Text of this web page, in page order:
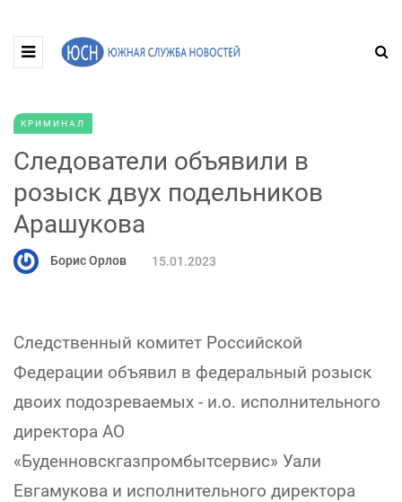
КРИМИНАЛ
Следователи объявили в
розыск двух подельников
Арашукова
Борис Орлов 15.01.2023
Следственный комитет Российской
Федерации объявил в федеральный розыск
двоих подозреваемых - и.о. исполнительного
директора АО
«Буденновскгазпромбытсервис» Уали
Евгамукова и исполнительного директора